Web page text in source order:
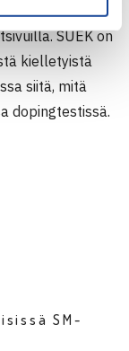
urheilusta on
SUEK on
kielletyistä
siitä, mitä
dopingtestissä.
SM-